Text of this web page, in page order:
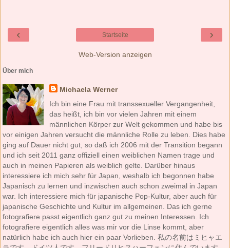
‹ ›
Startseite
Web-Version anzeigen
Über mich
Michaela Werner
Ich bin eine Frau mit transsexueller Vergangenheit,
das heißt, ich bin vor vielen Jahren mit einem
männlichen Körper zur Welt gekommen und habe bis
vor einigen Jahren versucht die männliche Rolle zu leben. Dies habe
ging auf Dauer nicht gut, so daß ich 2006 mit der Transition begann
und ich seit 2011 ganz offiziell einen weiblichen Namen trage und
auch in meinen Papieren als weiblich gelte. Darüber hinaus
interessiere ich mich sehr für Japan, weshalb ich begonnen habe
Japanisch zu lernen und inzwischen auch schon zweimal in Japan
war. Ich interessiere mich für japanische Pop-Kultur, aber auch für
japanische Geschichte und Kultur im allgemeinen. Das ich gerne
fotografiere passt eigentlich ganz gut zu meinen Interessen. Ich
fotografiere eigentlich alles was mir vor die Linse kommt, aber
natürlich habe ich auch hier ein paar Vorlieben. 私の名前はミヒャエ